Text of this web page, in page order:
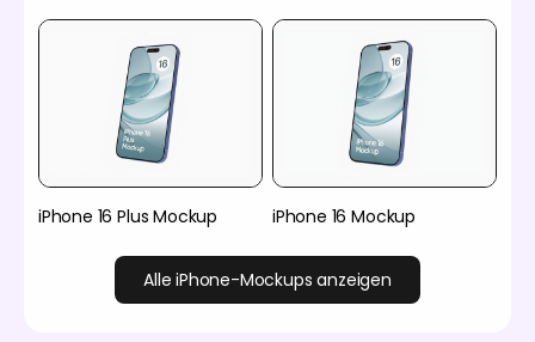
iPhone 16 Plus Mockup iPhone 16 Mockup
Alle iPhone-Mockups anzeigen